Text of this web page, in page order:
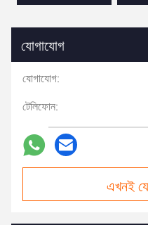
যোগাযোগ
যোগাযোগ:
টেলিফোন:
এখনই